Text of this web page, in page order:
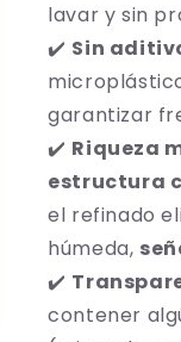
lavar y sin
✔️ Sin
garantizar
✔️ Riqueza
estructura
el refinado
húmeda,
✔️
contener